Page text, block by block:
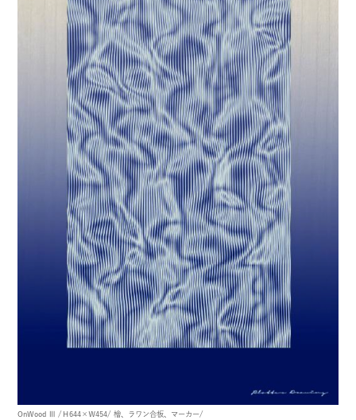
OnWood Ⅲ /Ｈ644×Ｗ454/檜、ラワン合板、マーカー/